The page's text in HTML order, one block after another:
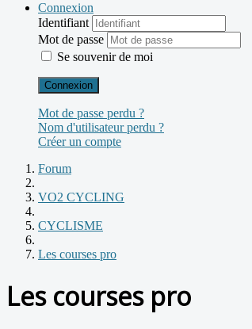
Connexion
Identifiant
Mot de passe
Se souvenir de moi
Connexion
Mot de passe perdu ?
Nom d'utilisateur perdu ?
Créer un compte
Forum
VO2 CYCLING
CYCLISME
Les courses pro
Les courses pro